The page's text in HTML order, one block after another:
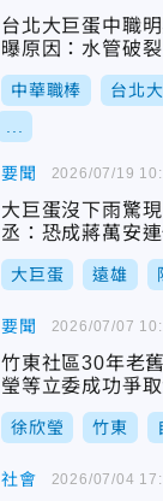
台北大巨蛋中職
曝原因：水管破裂
中華職棒 台北
要聞
大巨蛋沒下雨驚
丞：恐成蔣萬安
大巨蛋 遠雄
2026/07/19
要聞
竹東社區30年老
瑩等立委成功爭
全
徐欣瑩 竹東
2026/07/07
社會 2026/07/04